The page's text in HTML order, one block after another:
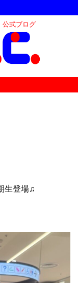
式ブログ
生登場♫